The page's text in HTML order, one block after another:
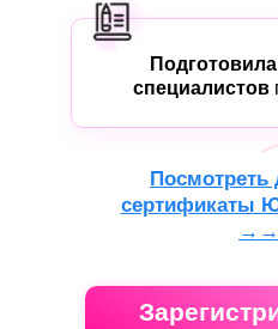
специалистов
сертификаты